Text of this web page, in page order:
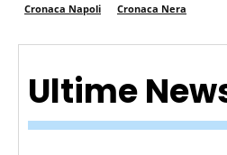
Ultime
Cronaca Napoli
Cronaca Nera